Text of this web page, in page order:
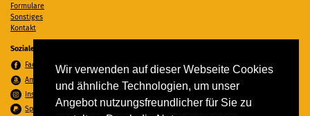
Wir verwenden auf dieser Webseite Cookies
und ähnliche Technologien, um unser
Angebot nutzungsfreundlicher für Sie zu
Formulare
Sonstiges
Kontakt
Soziale Medien
Facebook
Amazon Wunschzettel
Instagram
Spenden per PayPal